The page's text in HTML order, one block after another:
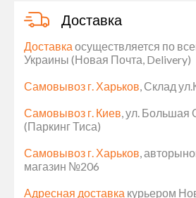
Доставка
Доставка осуществляется по
Украины (Новая Почта, Delivery)
Самовывоз г. Харьков, Склад
Самовывоз г. Киев, ул. Большая
(Паркинг Тиса)
Самовывоз г. Харьков,
магазин №206
Адресная доставка курьером